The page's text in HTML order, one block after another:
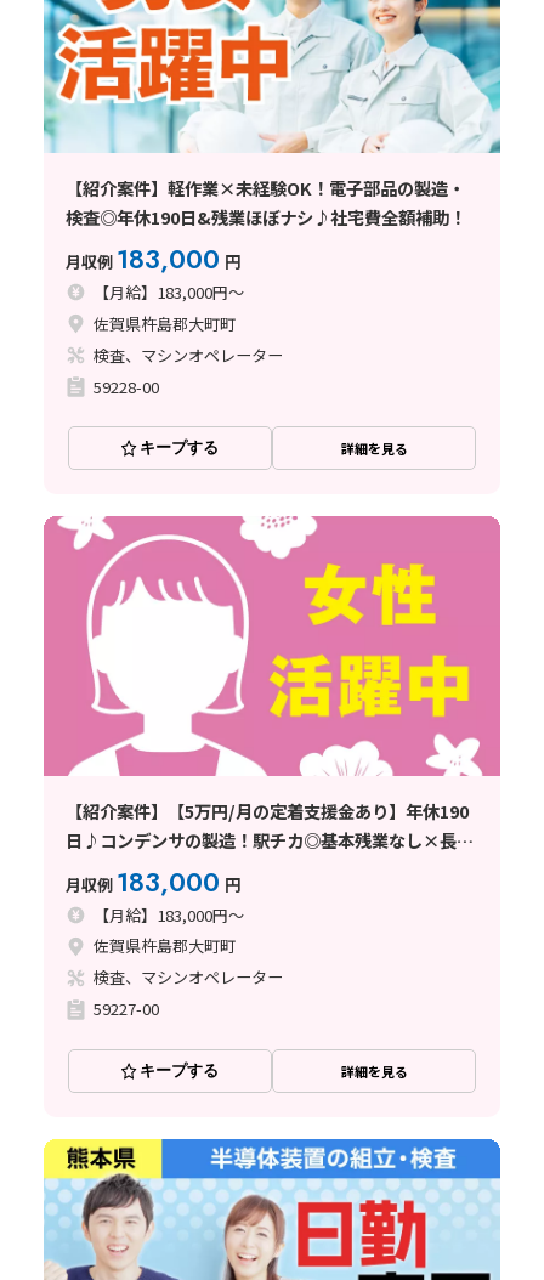
【紹介案件】軽作業×未経験OK！電子部品の製造・
検査◎年休190日&残業ほぼナシ♪社宅費全額補助！
月収例 183,000 円
【月給】183,000円～
佐賀県杵島郡大町町
検査、マシンオペレーター
59228-00
キープする 詳細を見る
【紹介案件】【5万円/月の定着支援金あり】年休190
日♪コンデンサの製造！駅チカ◎基本残業なし×長期
休暇あり☆
月収例 183,000 円
【月給】183,000円～
佐賀県杵島郡大町町
検査、マシンオペレーター
59227-00
キープする 詳細を見る